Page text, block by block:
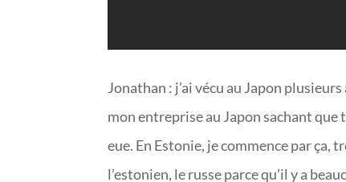
Jonathan : j’ai vécu au Japon
mon entreprise au Japon sachant
eue. En Estonie, je commence par ça,
l’estonien, le russe parce qu’il y a